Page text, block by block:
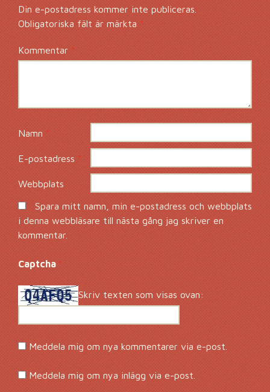
Din e-postadress kommer inte publiceras.
Obligatoriska fält är märkta*
Kommentar*
Namn*
E-postadress*
Webbplats
Spara mitt namn, min e-postadress och webbplats
i denna webbläsare till nästa gång jag skriver en
kommentar.
Captcha*
Skriv texten som visas ovan:
Meddela mig om nya kommentarer via e-post.
Meddela mig om nya inlägg via e-post.